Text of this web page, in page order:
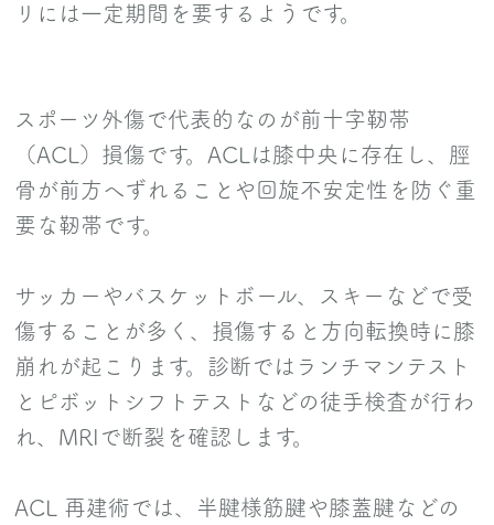
リには一定期間を要するようです。
スポーツ外傷で代表的なのが前十字靭帯
（ACL）損傷です。ACLは膝中央に存在し、脛
骨が前方へずれることや回旋不安定性を防ぐ重
要な靭帯です。
サッカーやバスケットボール、スキーなどで受
傷することが多く、損傷すると方向転換時に膝
崩れが起こります。診断ではランチマンテスト
とピボットシフトテストなどの徒手検査が行わ
れ、MRIで断裂を確認します。
ACL 再建術では、半腱様筋腱や膝蓋腱などの